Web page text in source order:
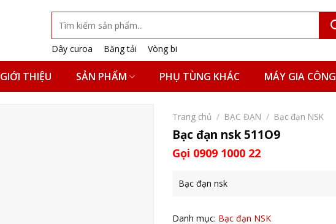
kiếm:
Dây curoa
Băng tải Vòng bi
GIỚI THIỆU SẢN PHẨM PHỤ TÙNG KHÁC MÁY GIA CÔNG
Trang chủ / BẠC ĐẠN / Bạc đạn NSK
Bạc đạn nsk 511O9
Gọi 0909 1000 22
Bạc đạn nsk
Danh mục: Bạc đạn NSK